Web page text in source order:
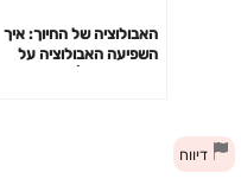
האבולוציה של החיוך: איך
השפיעה האבולוציה על
דיווח